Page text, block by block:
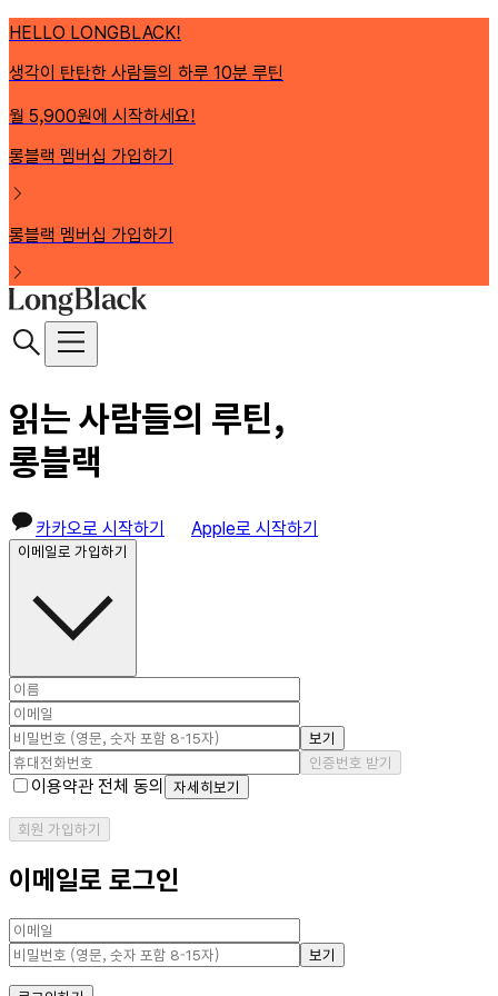
HELLO LONGBLACK!
생각이 탄탄한 사람들의 하루 10분 루틴
월 5,900원에 시작하세요!
롱블랙 멤버십 가입하기
롱블랙 멤버십 가입하기
읽는 사람들의 루틴,
롱블랙
카카오로 시작하기 Apple로 시작하기
이메일로 가입하기
보기
인증번호 받기
이용약관 전체 동의 자세히보기
회원 가입하기
이메일로 로그인
보기